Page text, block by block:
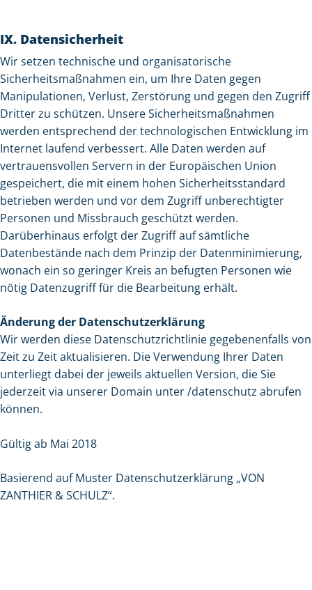
IX. Datensicherheit
Wir setzen technische und organisatorische
Sicherheitsmaßnahmen ein, um Ihre Daten gegen
Manipulationen, Verlust, Zerstörung und gegen den Zugriff
Dritter zu schützen. Unsere Sicherheitsmaßnahmen
werden entsprechend der technologischen Entwicklung im
Internet laufend verbessert. Alle Daten werden auf
vertrauensvollen Servern in der Europäischen Union
gespeichert, die mit einem hohen Sicherheitsstandard
betrieben werden und vor dem Zugriff unberechtigter
Personen und Missbrauch geschützt werden.
Darüberhinaus erfolgt der Zugriff auf sämtliche
Datenbestände nach dem Prinzip der Datenminimierung,
wonach ein so geringer Kreis an befugten Personen wie
nötig Datenzugriff für die Bearbeitung erhält.
Änderung der Datenschutzerklärung
Wir werden diese Datenschutzrichtlinie gegebenenfalls von
Zeit zu Zeit aktualisieren. Die Verwendung Ihrer Daten
unterliegt dabei der jeweils aktuellen Version, die Sie
jederzeit via unserer Domain unter /datenschutz abrufen
können.
Gültig ab Mai 2018
Basierend auf Muster Datenschutzerklärung „VON
ZANTHIER & SCHULZ“.